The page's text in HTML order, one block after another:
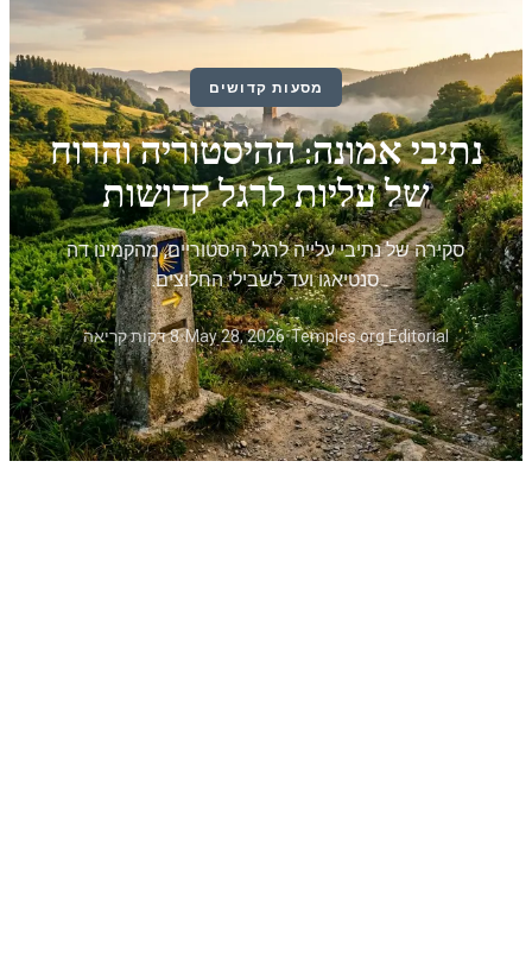
מסעות קדושים
נתיבי אמונה: ההיסטוריה והרוח
של עליות לרגל קדושות
סקירה של נתיבי עלייה לרגל היסטוריים, מהקמינו דה
סנטיאגו ועד לשבילי החלוצים.
Temples.org Editorial
•
May 28, 2026
•8 דקות קריאה